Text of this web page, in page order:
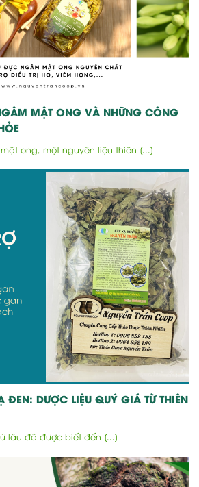
MẬT ONG VÀ NHỮNG CÔNG
ong, một nguyên liệu thiên [...]
DƯỢC LIỆU QUÝ GIÁ TỪ THIÊN
lâu đã được biết đến [...]